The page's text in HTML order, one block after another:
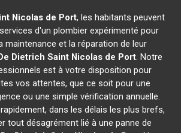
Nicolas de Port, les habitants peuvent
d'un plombier expérimenté pour
maintenance et la réparation de leur
Dietrich Saint Nicolas de Port. Notre
est à votre disposition pour
vos attentes, que ce soit pour une
ou une simple vérification annuelle.
dans les délais les plus brefs,
tout désagrément lié à une panne de